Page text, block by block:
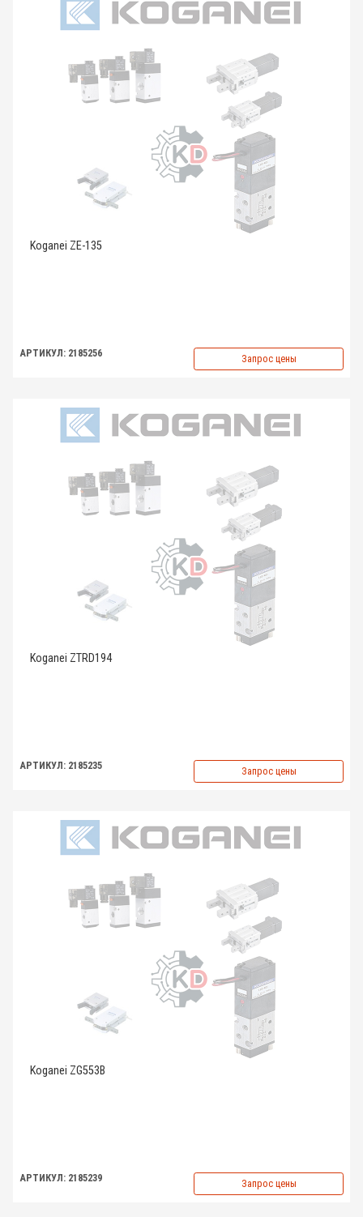
Koganei ZE-135
АРТИКУЛ: 2185256 Запрос цены
Koganei ZTRD194
АРТИКУЛ: 2185235 Запрос цены
Koganei ZG553B
АРТИКУЛ: 2185239 Запрос цены